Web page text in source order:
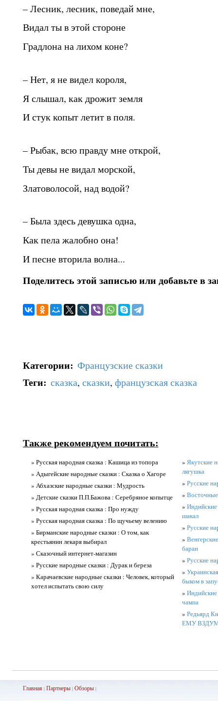
– Лесник, лесник, поведай мне,
Видал ты в этой стороне
Градлона на лихом коне?
– Нет, я не видел короля,
Я слышал, как дрожит земля
И стук копыт летит в поля.
– Рыбак, всю правду мне открой,
Ты девы не видал морской,
Златоволосой, над водой?
– Была здесь девушка одна,
Как пела жалобно она!
И песне вторила волна...
Поделитесь этой записью или добавьте в
Категории: Французские сказки
Теги: сказка, сказки, французская сказка
Также рекомендуем почитать:
» Русская народная сказка : Кашица из топора
» Адыгейские народные сказки : Сказка о Хагоре
» Абхазские народные сказки : Мудрость
» Детские сказки П.П.Бажова : Серебряное копытце
» Русская народная сказка : Про нужду
» Русская народная сказка : По щучьему велению
» Бирманские народные сказки : О том, как
крестьянин лекаря выбирал
» Сказочный интернет-магазин
» Русские народные сказки : Дурак и береза
» Карачаевские народные сказки : Человек, который
хотел испытать свою силу
» Якутские
лягушка
» Русские
» Восточные
»
шакал
» Русские
»
баран
» Русские
»
быком в
» Индийские
чампа
» Редьярд
ЕМУ
Главная| Партнеры| Обзоры|